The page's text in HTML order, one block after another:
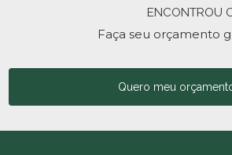
ENCONTROU
Faça seu orçamento
Quero meu